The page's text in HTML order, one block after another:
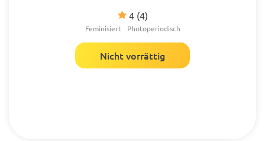
4 (4)
Feminisiert Photoperiodisch
Nicht vorrättig